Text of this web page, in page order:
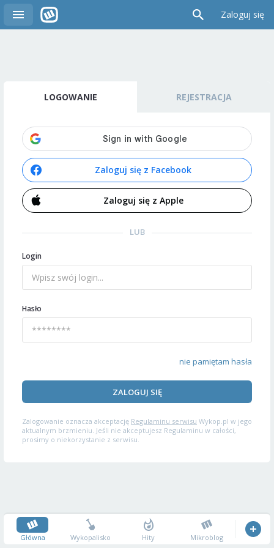
Zaloguj się
LOGOWANIE REJESTRACJA
Zaloguj się z Facebook
Zaloguj się z Apple
LUB
Login
Hasło
nie pamiętam hasła
ZALOGUJ SIĘ
Zalogowanie oznacza akceptację Regulaminu serwisu Wykop.pl w jego
aktualnym brzmieniu. Jeśli nie akceptujesz Regulaminu w całości,
prosimy o niekorzystanie z serwisu.
Główna Wykopalisko Hity Mikroblog